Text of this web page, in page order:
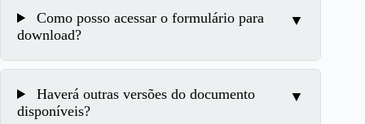
Como posso acessar o formulário para
download?
Haverá outras versões do documento
disponíveis?